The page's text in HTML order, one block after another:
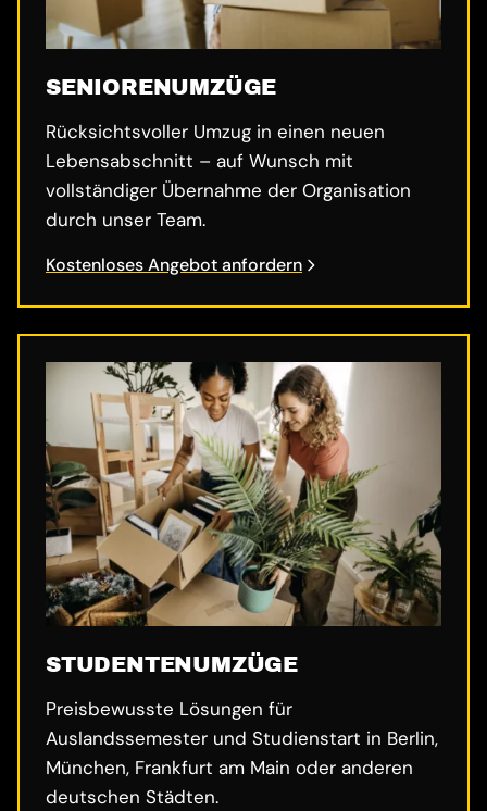
SENIORENUMZÜGE
Rücksichtsvoller Umzug in einen neuen
Lebensabschnitt – auf Wunsch mit
vollständiger Übernahme der Organisation
durch unser Team.
Kostenloses Angebot anfordern
STUDENTENUMZÜGE
Preisbewusste Lösungen für
Auslandssemester und Studienstart in Berlin,
München, Frankfurt am Main oder anderen
deutschen Städten.